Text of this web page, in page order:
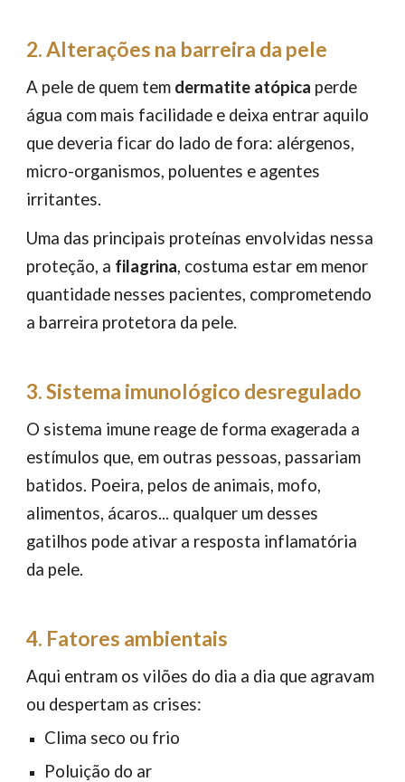
2. Alterações na barreira da pele
A pele de quem tem dermatite atópica perde
água com mais facilidade e deixa entrar aquilo
que deveria ficar do lado de fora: alérgenos,
micro-organismos, poluentes e agentes
irritantes.
Uma das principais proteínas envolvidas nessa
proteção, a filagrina, costuma estar em menor
quantidade nesses pacientes, comprometendo
a barreira protetora da pele.
3. Sistema imunológico desregulado
O sistema imune reage de forma exagerada a
estímulos que, em outras pessoas, passariam
batidos. Poeira, pelos de animais, mofo,
alimentos, ácaros... qualquer um desses
gatilhos pode ativar a resposta inflamatória
da pele.
4. Fatores ambientais
Aqui entram os vilões do dia a dia que agravam
ou despertam as crises:
Clima seco ou frio
Poluição do ar